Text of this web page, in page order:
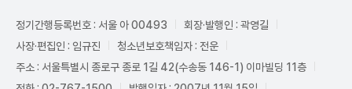
정기간행등록번호 : 서울 아 00493
회장·발행인 : 곽영길
사장·편집인 : 임규진
청소년보호책임자 : 전운
주소 : 서울특별시 종로구 종로 1길 42(수송동 146-1) 이마빌딩 11층